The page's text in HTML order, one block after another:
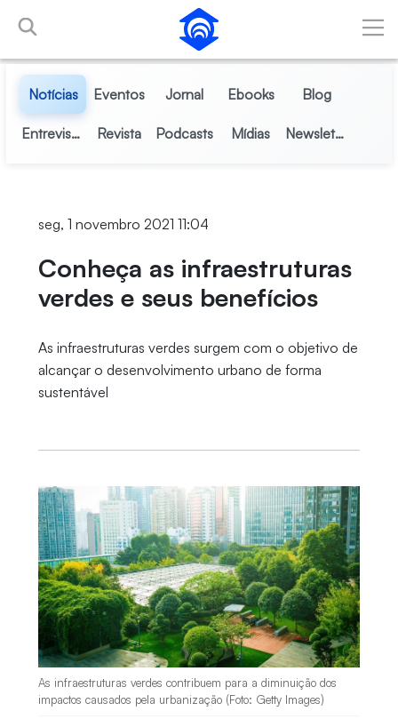
Pular para o Conteúdo principal
Notícias Eventos Jornal Ebooks Blog
Entrevistas Revista Podcasts Mídias Newsletter
seg, 1 novembro 2021 11:04
Conheça as infraestruturas
verdes e seus benefícios
As infraestruturas verdes surgem com o objetivo de
alcançar o desenvolvimento urbano de forma
sustentável
As infraestruturas verdes contribuem para a diminuição dos
impactos causados pela urbanização (Foto: Getty Images)